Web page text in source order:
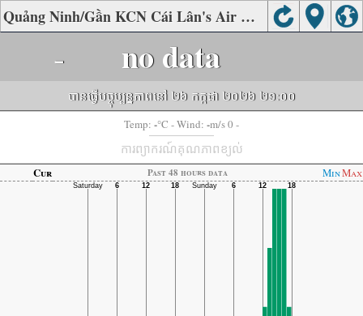
Quảng Ninh/Gần KCN Cái Lân's Air Quality
- no data
បានធ្វើបច្ចុប្បន្នភាពនៅ ២៦ កក្កដា ២០២៦ ២១:០០
Temp: -°C - Wind: -m/s 0 -
ការព្យាករណ៍គុណភាពខ្យល់
Cur Past 48 hours data MinMax